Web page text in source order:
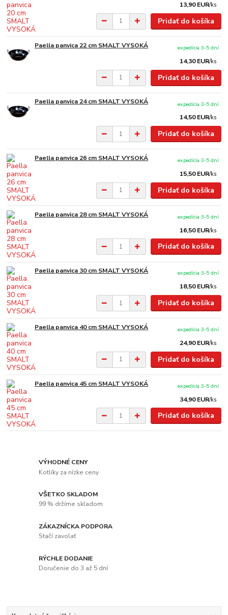
13,90 EUR/ks
Pridať do košíka
Paella panvica 22 cm SMALT VYSOKÁ
14,30 EUR/ks
expedícia 3-5 dní
Pridať do košíka
Paella panvica 24 cm SMALT VYSOKÁ
14,50 EUR/ks
expedícia 3-5 dní
Pridať do košíka
Paella panvica 26 cm SMALT VYSOKÁ
15,50 EUR/ks
expedícia 3-5 dní
Pridať do košíka
Paella panvica 28 cm SMALT VYSOKÁ
16,50 EUR/ks
expedícia 3-5 dní
Pridať do košíka
Paella panvica 30 cm SMALT VYSOKÁ
18,50 EUR/ks
expedícia 3-5 dní
Pridať do košíka
Paella panvica 40 cm SMALT VYSOKÁ
24,90 EUR/ks
expedícia 3-5 dní
Pridať do košíka
Paella panvica 45 cm SMALT VYSOKÁ
34,90 EUR/ks
expedícia 3-5 dní
Pridať do košíka
VÝHODNÉ CENY
Kotlíky za nízke ceny
VŠETKO SKLADOM
99 % držíme skladom
ZÁKAZNÍCKA PODPORA
Stačí zavolať
RÝCHLE DODANIE
Doručenie do 3 až 5 dní